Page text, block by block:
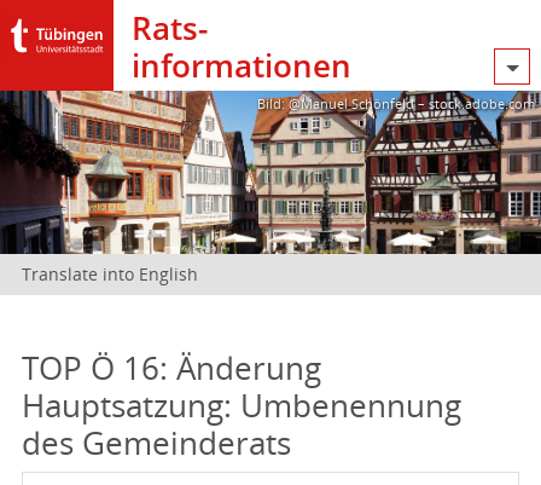
Rats­
informationen
Bild: @Manuel Schönfeld – stock.adobe.com
Translate into English
TOP Ö 16: Änderung
Hauptsatzung: Umbenennung
des Gemeinderats